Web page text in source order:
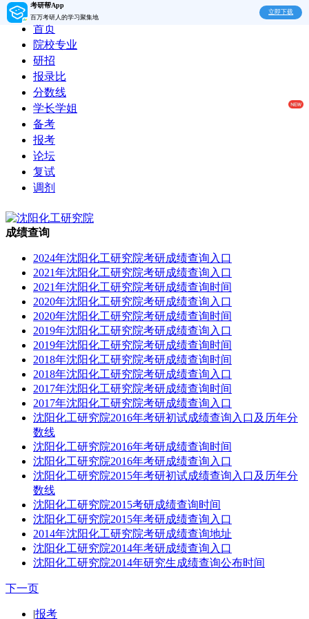
考研帮App
百万考研人的学习聚集地
立即下载
首页
院校专业
研招
报录比
分数线
学长学姐
备考
报考
论坛
复试
调剂
成绩查询
2024年沈阳化工研究院考研成绩查询入口
2021年沈阳化工研究院考研成绩查询入口
2021年沈阳化工研究院考研成绩查询时间
2020年沈阳化工研究院考研成绩查询入口
2020年沈阳化工研究院考研成绩查询时间
2019年沈阳化工研究院考研成绩查询入口
2019年沈阳化工研究院考研成绩查询时间
2018年沈阳化工研究院考研成绩查询时间
2018年沈阳化工研究院考研成绩查询入口
2017年沈阳化工研究院考研成绩查询时间
2017年沈阳化工研究院考研成绩查询入口
沈阳化工研究院2016年考研初试成绩查询入口及历年分
数线
沈阳化工研究院2016年考研成绩查询时间
沈阳化工研究院2016年考研成绩查询入口
沈阳化工研究院2015年考研初试成绩查询入口及历年分
数线
沈阳化工研究院2015考研成绩查询时间
沈阳化工研究院2015年考研成绩查询入口
2014年沈阳化工研究院考研成绩查询地址
沈阳化工研究院2014年考研成绩查询入口
沈阳化工研究院2014年研究生成绩查询公布时间
下一页
|报考